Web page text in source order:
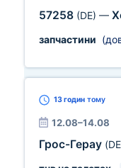
57258 (DE) —
запчастини
13 годин тому
12.08–14.08
Грос-Герау